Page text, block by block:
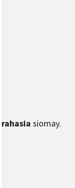
rahasia siomay.